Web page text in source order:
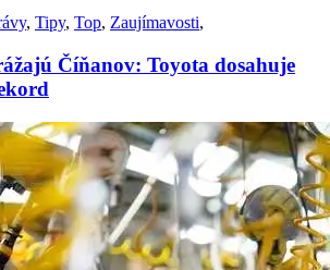
, Tipy, Top, Zaujímavosti,
Číňanov: Toyota dosahuje